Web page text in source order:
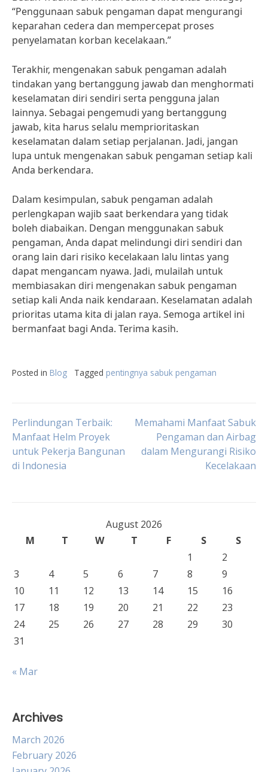
“Penggunaan sabuk pengaman dapat mengurangi
keparahan cedera dan mempercepat proses
penyelamatan korban kecelakaan.”
Terakhir, mengenakan sabuk pengaman adalah
tindakan yang bertanggung jawab dan menghormati
keselamatan diri sendiri serta pengguna jalan
lainnya. Sebagai pengemudi yang bertanggung
jawab, kita harus selalu memprioritaskan
keselamatan dalam setiap perjalanan. Jadi, jangan
lupa untuk mengenakan sabuk pengaman setiap kali
Anda berkendara.
Dalam kesimpulan, sabuk pengaman adalah
perlengkapan wajib saat berkendara yang tidak
boleh diabaikan. Dengan menggunakan sabuk
pengaman, Anda dapat melindungi diri sendiri dan
orang lain dari risiko kecelakaan lalu lintas yang
dapat mengancam nyawa. Jadi, mulailah untuk
membiasakan diri mengenakan sabuk pengaman
setiap kali Anda naik kendaraan. Keselamatan adalah
prioritas utama kita di jalan raya. Semoga artikel ini
bermanfaat bagi Anda. Terima kasih.
Posted in Blog Tagged pentingnya sabuk pengaman
Post
navigation
Perlindungan Terbaik:
Manfaat Helm Proyek
untuk Pekerja Bangunan
di Indonesia
Memahami Manfaat Sabuk
Pengaman dan Airbag
dalam Mengurangi Risiko
Kecelakaan
August 2026
M
T W T F S
S
1
2
3
4 5 6 7 8
9
10
11 12 13 14 15
16
17
18 19 20 21 22
23
24
25 26 27 28 29
30
31
« Mar
Archives
March 2026
February 2026